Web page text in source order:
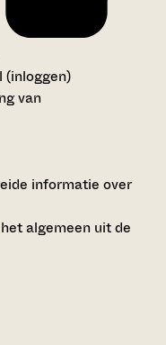
(inloggen)
van
informatie over
algemeen uit de